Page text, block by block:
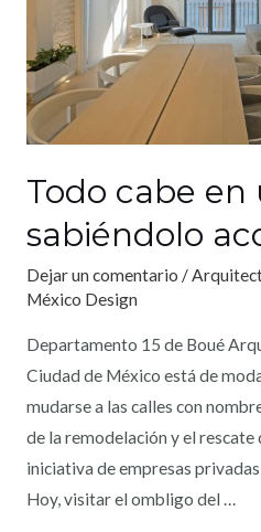
Todo cabe en
sabiéndolo
Dejar un comentario /
México Design
Departamento 15 de Boué
Ciudad de México está de
mudarse a las calles con
de la remodelación y el
iniciativa de empresas
Hoy, visitar el ombligo del …